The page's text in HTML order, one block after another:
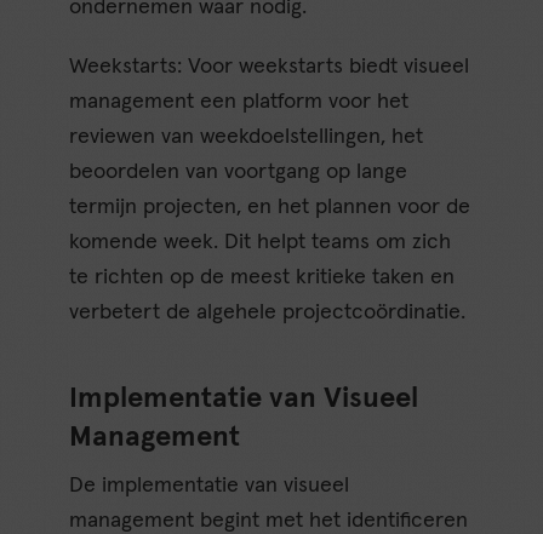
ondernemen waar nodig.
Weekstarts: Voor weekstarts biedt visueel
management een platform voor het
reviewen van weekdoelstellingen, het
beoordelen van voortgang op lange
termijn projecten, en het plannen voor de
komende week. Dit helpt teams om zich
te richten op de meest kritieke taken en
verbetert de algehele projectcoördinatie.
Implementatie van Visueel
Management
De implementatie van visueel
management begint met het identificeren